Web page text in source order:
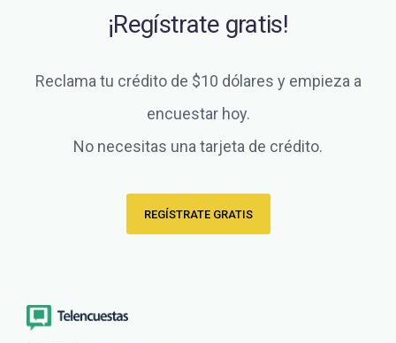
¡Regístrate gratis!
Reclama tu crédito de $10 dólares y empieza a
encuestar hoy.
No necesitas una tarjeta de crédito.
REGÍSTRATE GRATIS